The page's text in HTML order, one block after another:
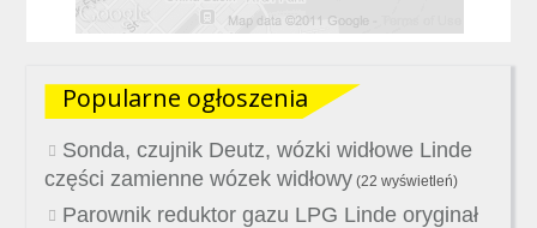
Popularne ogłoszenia
Sonda, czujnik Deutz, wózki widłowe Linde
części zamienne wózek widłowy (22 wyświetleń)
Parownik reduktor gazu LPG Linde oryginał